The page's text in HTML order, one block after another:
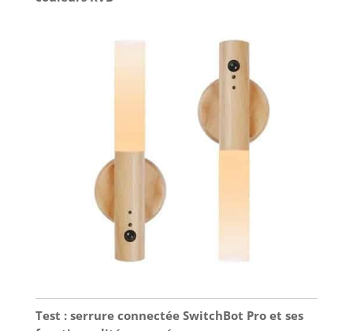
Test : serrure connectée SwitchBot Pro et ses